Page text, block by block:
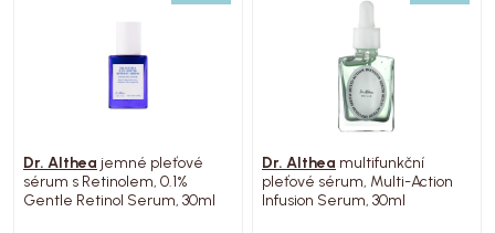
Dr. Althea jemné pleťové
sérum s Retinolem, 0.1%
Gentle Retinol Serum, 30ml
Dr. Althea multifunkční
pleťové sérum, Multi-Action
Infusion Serum, 30ml